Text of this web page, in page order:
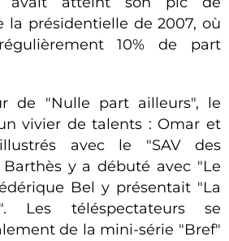
la présidentielle de 2007, où
10% de part
de "Nulle part ailleurs", le
vivier de talents : Omar et
avec le "SAV des
Barthès y a débuté avec "Le
Bel y présentait "La
Les téléspectateurs se
de la mini-série "Bref"